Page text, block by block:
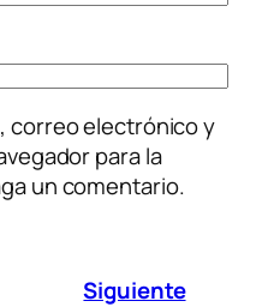
correo electrónico y
para la
un comentario.
Siguiente